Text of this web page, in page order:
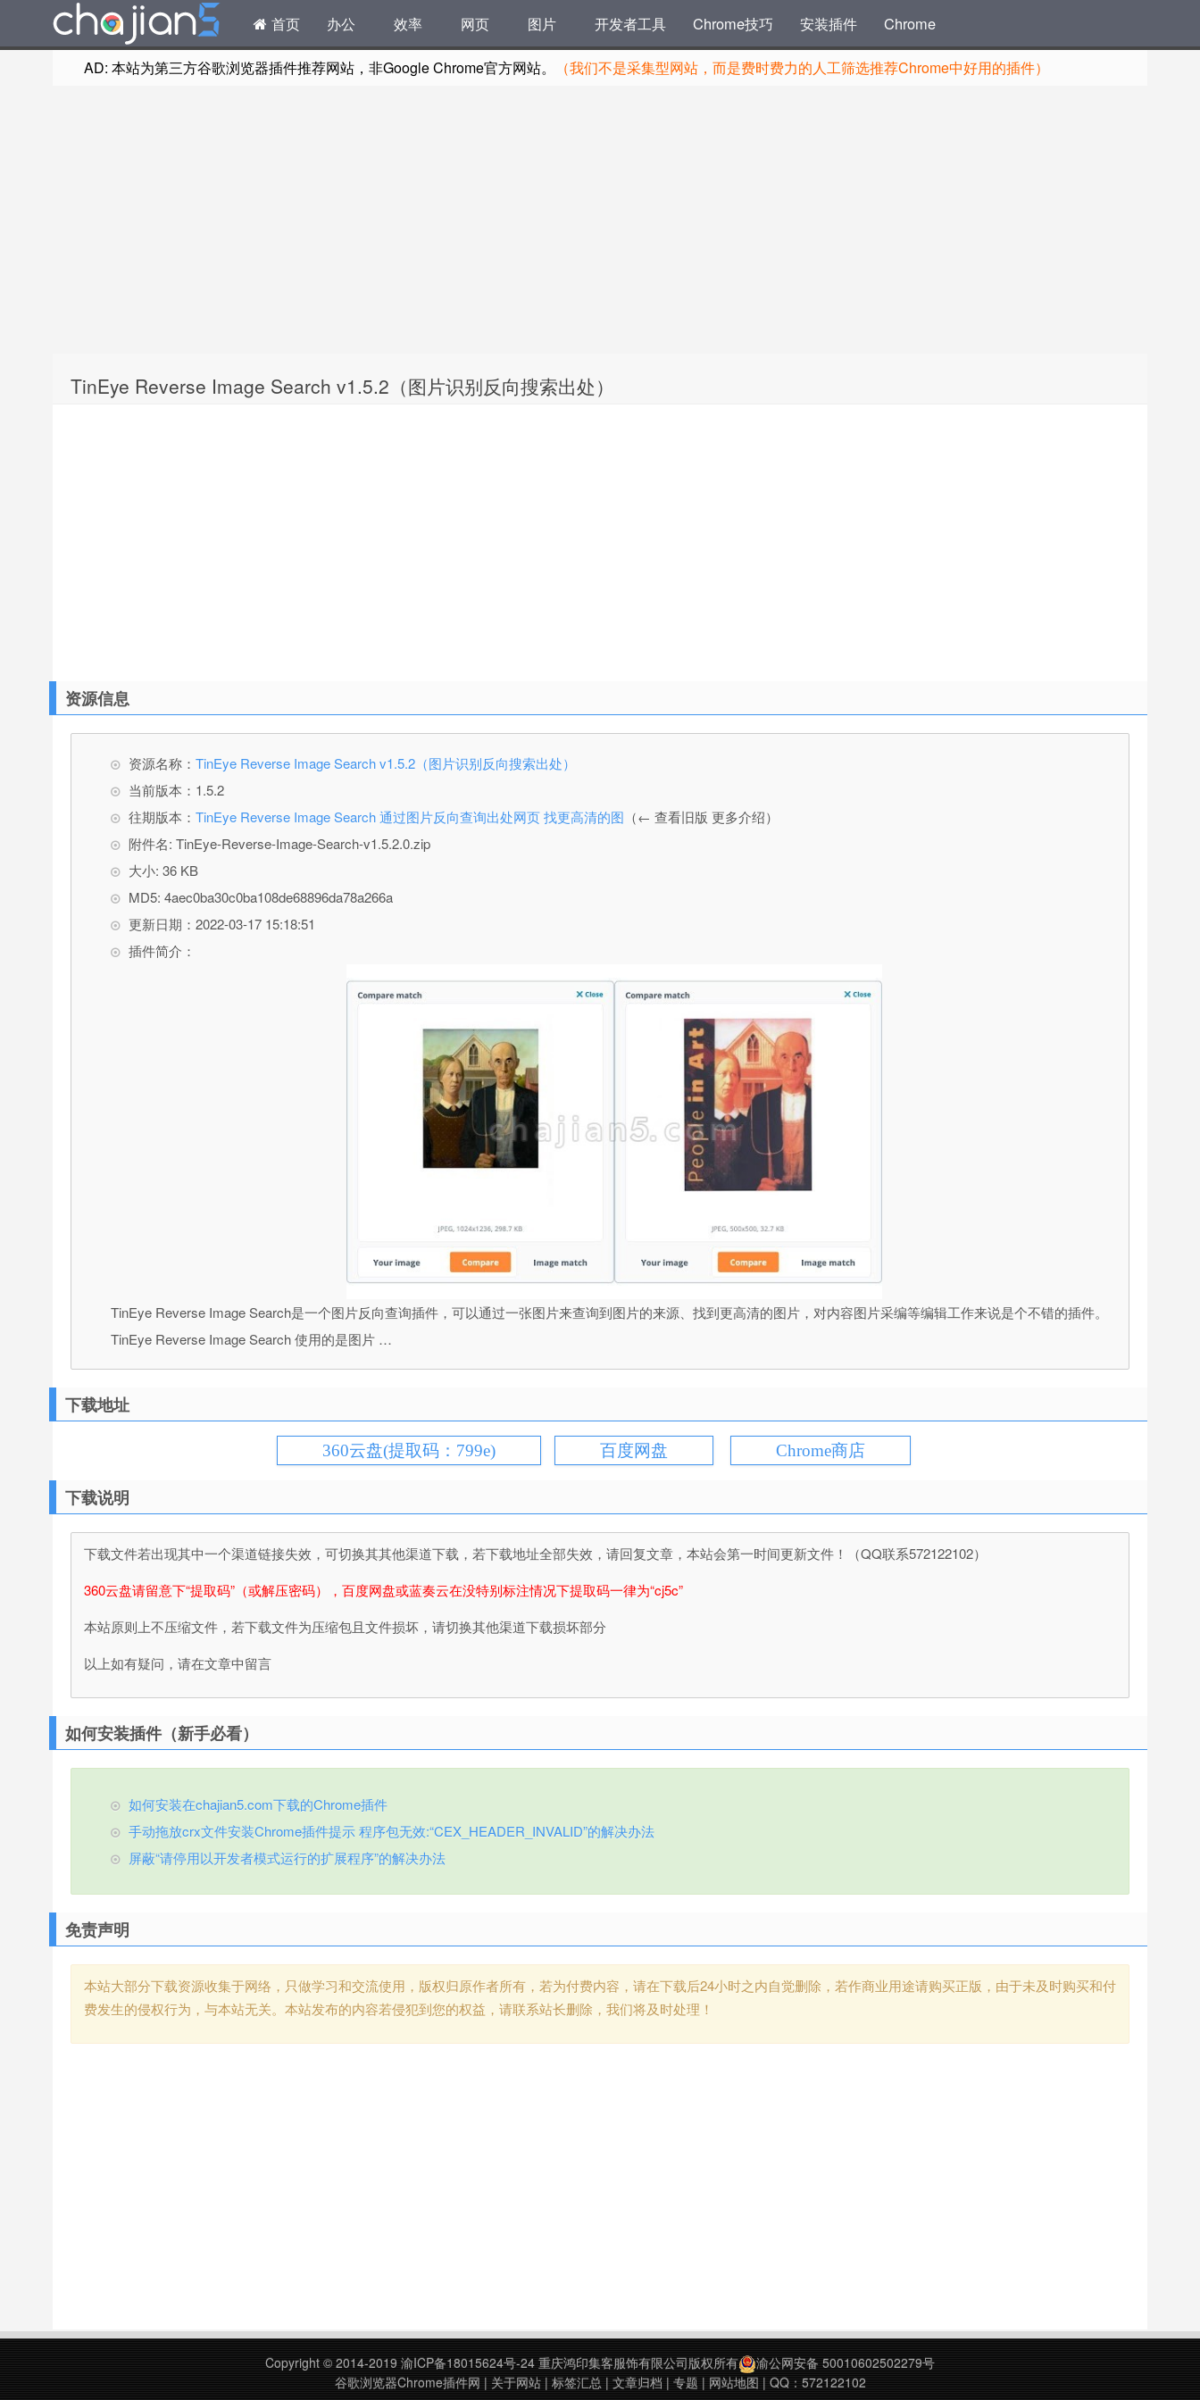
首页 办公 效率 网页 图片 开发者工具 Chrome技巧 安装插件 Chrome
AD: 本站为第三方谷歌浏览器插件推荐网站，非Google Chrome官方网站。 （我们不是采集型网站，而是费时费力的人工筛选推荐Chrome中好用的插件）
TinEye Reverse Image Search v1.5.2（图片识别反向搜索出处）
资源信息
资源名称： TinEye Reverse Image Search v1.5.2（图片识别反向搜索出处）
当前版本：1.5.2
往期版本： TinEye Reverse Image Search 通过图片反向查询出处网页 找更高清的图 （← 查看旧版 更多介绍）
附件名: TinEye-Reverse-Image-Search-v1.5.2.0.zip
大小: 36 KB
MD5: 4aec0ba30c0ba108de68896da78a266a
更新日期：2022-03-17 15:18:51
插件简介：
TinEye Reverse Image Search是一个图片反向查询插件，可以通过一张图片来查询到图片的来源、找到更高清的图片，对内容图片采编等编辑工作来说是个不错的插件。
TinEye Reverse Image Search 使用的是图片 …
下载地址
360云盘(提取码：799e) 百度网盘 Chrome商店
下载说明
下载文件若出现其中一个渠道链接失效，可切换其其他渠道下载，若下载地址全部失效，请回复文章，本站会第一时间更新文件！（QQ联系572122102）
360云盘请留意下“提取码”（或解压密码），百度网盘或蓝奏云在没特别标注情况下提取码一律为“cj5c”
本站原则上不压缩文件，若下载文件为压缩包且文件损坏，请切换其他渠道下载损坏部分
以上如有疑问，请在文章中留言
如何安装插件（新手必看）
如何安装在chajian5.com下载的Chrome插件
手动拖放crx文件安装Chrome插件提示 程序包无效:“CEX_HEADER_INVALID”的解决办法
屏蔽“请停用以开发者模式运行的扩展程序”的解决办法
免责声明
本站大部分下载资源收集于网络，只做学习和交流使用，版权归原作者所有，若为付费内容，请在下载后24小时之内自觉删除，若作商业用途请购买正版，由于未及时购买和付
费发生的侵权行为，与本站无关。本站发布的内容若侵犯到您的权益，请联系站长删除，我们将及时处理！
Copyright © 2014-2019 渝ICP备18015624号-24 重庆鸿印集客服饰有限公司版权所有
渝公网安备 50010602502279号
谷歌浏览器Chrome插件网 | 关于网站| 标签汇总| 文章归档 | 专题 | 网站地图 | QQ：572122102